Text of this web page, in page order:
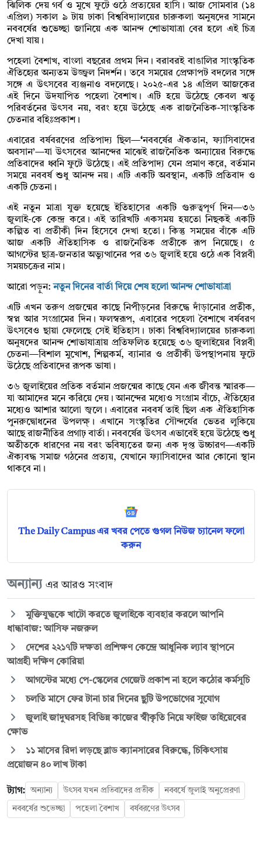
ঝিলিক দেয় গর্ব ও মুখে ফুটে ওঠে প্রত্যয়ের হাসি। আজ সোমবার (১৪
এপ্রিল) সকাল ৯ টায় ঢাকা বিশ্ববিদ্যালয়ের চারুকলা অনুষদের সামনে
নববর্ষের শুভেচ্ছা জানিয়ে এক আনন্দ শোভাযাত্রা বের হলে এই চিত্র
দেখা যায়।
পহেলা বৈশাখ, বাংলা বছরের প্রথম দিন। বরাবরই বাঙালির সাংস্কৃতিক
ঐতিহ্যের অন্যতম উজ্জ্বল নিদর্শন। তবে সময়ের প্রেক্ষাপট বদলের সঙ্গে
সঙ্গে এ উৎসবের ব্যঞ্জনাও বদলেছে। ২০২৫-এর ১৪ এপ্রিল আজকের
এই দিনে উদযাপিত পহেলা বৈশাখ। এটি হয়ে উঠেছে কেবল ঋতু
পরিবর্তনের উৎসব নয়, বরং হয়ে উঠেছে এক রাজনৈতিক-সাংস্কৃতিক
চেতনার বহিঃপ্রকাশ।
এবারের বর্ষবরণের প্রতিপাদ্য ছিল—‘নববর্ষের ঐকতান, ফ্যাসিবাদের
অবসান’—যা উৎসবের আনন্দের মাঝেই রাজনৈতিক অন্যায়ের বিরুদ্ধে
প্রতিবাদের ধ্বনি ফুটে উঠেছে। এই প্রতিপাদ্য যেন প্রমাণ করে, বর্তমান
সময়ে নববর্ষ শুধু আনন্দ নয়। এটি একটি অবস্থান, একটি প্রতিবাদ ও
একটি চেতনা।
এই নতুন মাত্রা যুক্ত হয়েছে ইতিহাসের একটি গুরুত্বপূর্ণ দিন—৩৬
জুলাই-কে কেন্দ্র করে। এই তারিখটি একসময় হয়তো নিছকই একটি
কল্পিত বা প্রতীকী দিন হিসেবে দেখা হতো। কিন্তু সময়ের বাঁকে এটি
আজ একটি ঐতিহাসিক ও রাজনৈতিক প্রতীকে রূপ নিয়েছে। ৫
আগস্টের ছাত্র-জনতার অভ্যুত্থানের পর ৩৬ জুলাই হয়ে ওঠে এক বিপ্লবী
সময়চক্রের নাম।
আরো পড়ুন:নতুন দিনের বার্তা দিয়ে শেষ হলো আনন্দ শোভাযাত্রা
এটি এখন তরুণ প্রজন্মের কাছে নিপীড়নের বিরুদ্ধে দাঁড়ানোর প্রতীক,
স্বপ্ন আর সংগ্রামের দিন। ফলস্বরূপ, এবারের পহেলা বৈশাখে বর্ষবরণ
উৎসবেও ছায়া ফেলেছে সেই ইতিহাস। ঢাকা বিশ্ববিদ্যালয়ের চারুকলা
অনুষদের আনন্দ শোভাযাত্রায় প্রতিফলিত হয়েছে ৩৬ জুলাইয়ের বিপ্লবী
চেতনা—বিশাল মুখোশ, শিল্পকর্ম, ব্যানার ও প্রতীকী উপস্থাপনায় ফুটে
উঠেছে প্রতিবাদের রূপক ভাষা।
৩৬ জুলাইয়ের প্রতিক বর্তমান প্রজন্মের কাছে যেন এক জীবন্ত স্মারক—
যা আমাদের মনে করিয়ে দেয়। আনন্দের মধ্যেও সংগ্রাম বাঁচে, ঐতিহ্যের
মধ্যেও আশার আলো জ্বলে। এবারের নববর্ষ তাই ছিল এক ঐতিহাসিক
পুনরুদ্বোধনের উপলক্ষ্। এখানে সংস্কৃতির সৌন্দর্যের ভেতর লুকিয়ে
আছে রাজনীতির প্রগাঢ় বার্তা। নববর্ষের উৎসব এভাবেই হয়ে উঠেছে শুধু
অতীতকে ধারণের নয় বরং ভবিষ্যতের জন্য এক দৃপ্ত উচ্চারণ—একটি
ঐক্যবদ্ধ সমাজ গঠনের প্রত্যয়, যেখানে ফ্যাসিবাদের আর কোনো স্থান
থাকবে না।
The Daily Campus এর খবর পেতে গুগল নিউজ চ্যানেল ফলো
করুন
অন্যান্য এর আরও সংবাদ
মুক্তিযুদ্ধকে খাটো করতে জুলাইকে ব্যবহার করলে আপনি
ধান্ধাবাজ: আসিফ নজরুল
দেশের ২২১৭টি দক্ষতা প্রশিক্ষণ কেন্দ্রে আধুনিক ল্যাব স্থাপনে
আগ্রহী দক্ষিণ কোরিয়া
আগস্টের মধ্যে পে-স্কেলের গেজেট প্রকাশ না হলে কঠোর কর্মসূচি
চলতি মাসে ফের টানা চার দিনের ছুটি উপভোগের সুযোগ
জুলাই জাদুঘরসহ বিভিন্ন কাজের স্বীকৃতি নিয়ে ফাইজ তাইয়েবের
ক্ষোভ
১১ মাসের রিদা লড়ছে ব্লাড ক্যানসারের বিরুদ্ধে, চিকিৎসায়
প্রয়োজন ৪০ লাখ টাকা
ট্যাগ: অন্যান্য উৎসব যখন প্রতিবাদের প্রতীক নববর্ষে জুলাই অনুপ্রেরণা
নববর্ষের শুভেচ্ছা পহেলা বৈশাখ বর্ষবরণের উৎসব